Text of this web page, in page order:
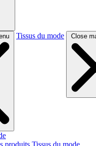
Tissus du mode Close